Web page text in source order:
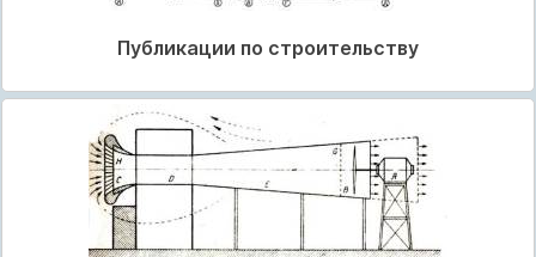
Публикации по строительству